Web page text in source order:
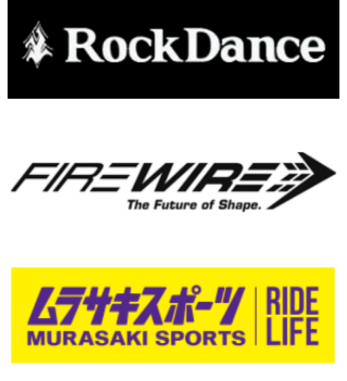
SancheZ
ゴン
wanda
banpaku
Mr.K
chappy